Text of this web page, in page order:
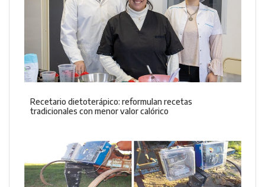
Recetario dietoterápico: reformulan recetas
tradicionales con menor valor calórico